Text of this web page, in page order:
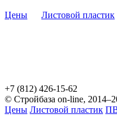
Цены Листовой пластик
+7 (812) 426-15-62
© Стройбаза on-line,
Цены Листовой пластик
Цены, указанные на сайте,